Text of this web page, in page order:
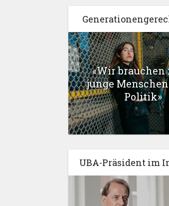
«Wir brauchen
junge
Politik»
UBA-Präsident im